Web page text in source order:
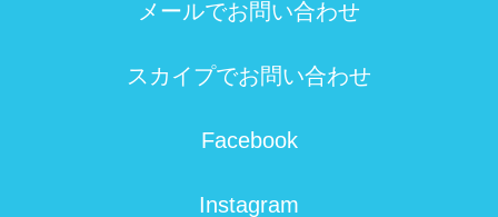
メールでお問い合わせ
スカイプでお問い合わせ
Facebook
Instagram